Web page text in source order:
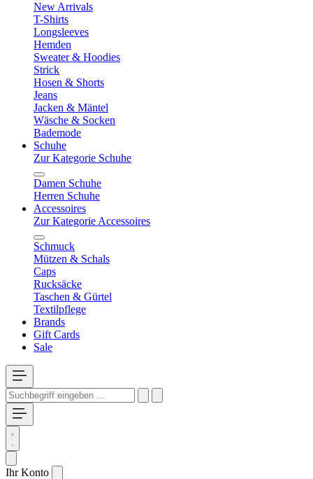
New Arrivals
T-Shirts
Longsleeves
Hemden
Sweater & Hoodies
Strick
Hosen & Shorts
Jeans
Jacken & Mäntel
Wäsche & Socken
Bademode
Schuhe
Zur Kategorie Schuhe
Damen Schuhe
Herren Schuhe
Accessoires
Zur Kategorie Accessoires
Schmuck
Mützen & Schals
Caps
Rucksäcke
Taschen & Gürtel
Textilpflege
Brands
Gift Cards
Sale
Ihr Konto